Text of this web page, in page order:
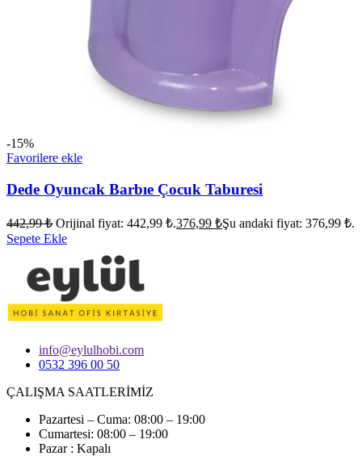
-15%
Favorilere ekle
Dede Oyuncak Barbıe Çocuk Taburesi
442,99₺ Orijinal fiyat: 442,99 ₺.376,99 ₺Şu andaki fiyat: 376,99 ₺.
Sepete Ekle
info@eylulhobi.com
0532 396 00 50
ÇALIŞMA SAATLERİMİZ
Pazartesi – Cuma: 08:00 – 19:00
Cumartesi: 08:00 – 19:00
Pazar : Kapalı